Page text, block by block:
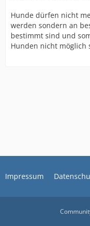
Hunde dürfen nicht
werden sondern an
bestimmt sind und
Hunden nicht möglich
Impressum